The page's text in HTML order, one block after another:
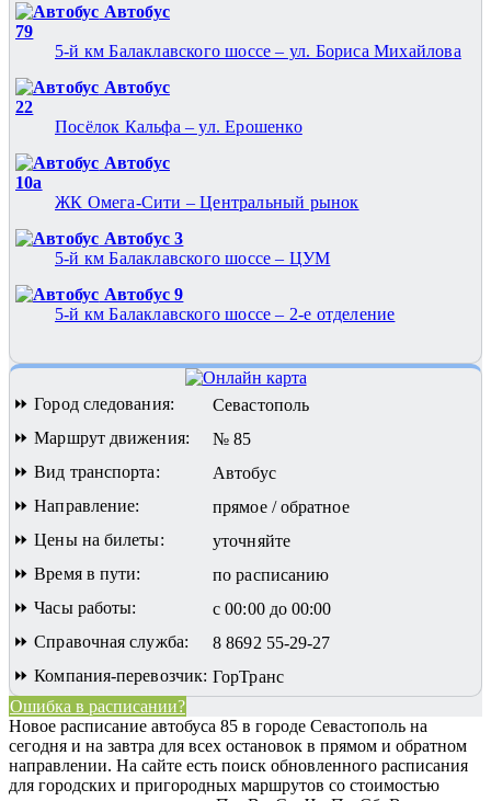
Автобус
79
5-й км Балаклавского шоссе – ул. Бориса Михайлова
Автобус
22
Посёлок Кальфа – ул. Ерошенко
Автобус
10а
ЖК Омега-Сити – Центральный рынок
Автобус 3
5-й км Балаклавского шоссе – ЦУМ
Автобус 9
5-й км Балаклавского шоссе – 2-е отделение
⏩ Город следования:
Севастополь
⏩ Маршрут движения:
№ 85
⏩ Вид транспорта:
Автобус
⏩ Направление:
прямое / обратное
⏩ Цены на билеты:
уточняйте
⏩ Время в пути:
по расписанию
⏩ Часы работы:
с 00:00 до 00:00
⏩ Справочная служба:
8 8692 55-29-27
⏩ Компания-перевозчик: ГорТранс
Ошибка в расписании?
Новое расписание автобуса 85 в городе Севастополь на
сегодня и на завтра для всех остановок в прямом и обратном
направлении. На сайте есть поиск обновленного расписания
для городских и пригородных маршрутов со стоимостью